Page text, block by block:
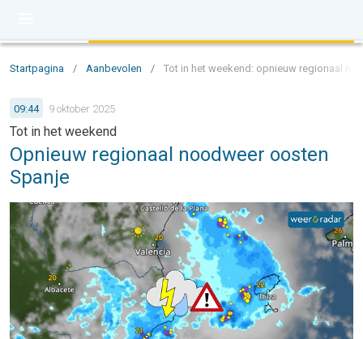
Startpagina / Aanbevolen / Tot in het weekend: opnieuw regionaal
09:44 9 oktober 2025
Tot in het weekend
Opnieuw regionaal noodweer oosten
Spanje